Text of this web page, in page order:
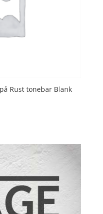
Rust tonebar Blank